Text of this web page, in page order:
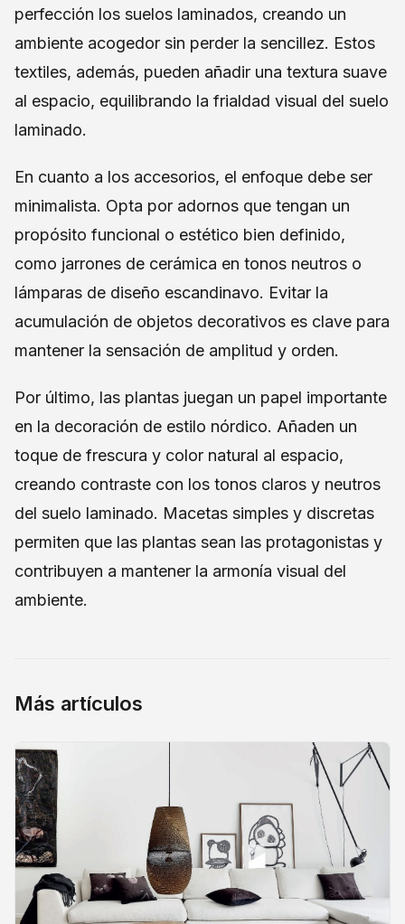
perfección los suelos laminados, creando un
ambiente acogedor sin perder la sencillez. Estos
textiles, además, pueden añadir una textura suave
al espacio, equilibrando la frialdad visual del suelo
laminado.
En cuanto a los accesorios, el enfoque debe ser
minimalista. Opta por adornos que tengan un
propósito funcional o estético bien definido,
como jarrones de cerámica en tonos neutros o
lámparas de diseño escandinavo. Evitar la
acumulación de objetos decorativos es clave para
mantener la sensación de amplitud y orden.
Por último, las plantas juegan un papel importante
en la decoración de estilo nórdico. Añaden un
toque de frescura y color natural al espacio,
creando contraste con los tonos claros y neutros
del suelo laminado. Macetas simples y discretas
permiten que las plantas sean las protagonistas y
contribuyen a mantener la armonía visual del
ambiente.
Más artículos